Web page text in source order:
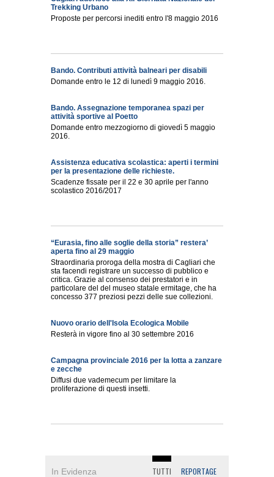
Trekking Urbano
Proposte per percorsi inediti entro l'8 maggio 2016
Bando. Contributi attività balneari per disabili
Domande entro le 12 di lunedì 9 maggio 2016.
Bando. Assegnazione temporanea spazi per
attività sportive al Poetto
Domande entro mezzogiorno di giovedì 5 maggio
2016.
Assistenza educativa scolastica: aperti i termini
per la presentazione delle richieste.
Scadenze fissate per il 22 e 30 aprile per l'anno
scolastico 2016/2017
“Eurasia, fino alle soglie della storia” restera’
aperta fino al 29 maggio
Straordinaria proroga della mostra di Cagliari che
sta facendi registrare un successo di pubblico e
critica. Grazie al consenso dei prestatori e in
particolare del del museo statale ermitage, che ha
concesso 377 preziosi pezzi delle sue collezioni.
Nuovo orario dell'Isola Ecologica Mobile
Resterà in vigore fino al 30 settembre 2016
Campagna provinciale 2016 per la lotta a zanzare
e zecche
Diffusi due vademecum per limitare la
proliferazione di questi insetti.
In Evidenza TUTTI REPORTAGE